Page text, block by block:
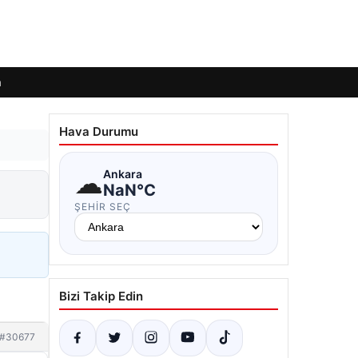
#30677
Hava Durumu
☁Ankara
NaN°C
ŞEHIR SEÇ
Bizi Takip Edin